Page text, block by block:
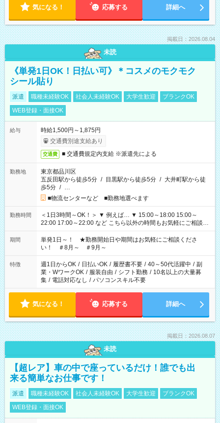
気になる！ 応募する 詳細へ
掲載日：2026.08.04
未読
《単発1日OK！日払い可》＊コスメのモクモク
シール貼り
派遣 職種未経験OK 社会人未経験OK 大学生歓迎
ブランクOK
WEB登録・面接OK
給与
時給1,500円～1,875円
交通費別途支給あり
交通費 ■ 交通費規定内支給 ※派遣先による
勤務地
東京都品川区
五反田駅から徒歩5分 / 目黒駅から徒歩5分 / 大井町駅から徒
歩5分 / …
■物流センターなど ■勤務地選べます
勤務時間
＜1日3時間～OK！＞ ▼ 例えば… ▼ 15:00～18:00 15:00～
22:00 17:00～22:00 など こちら以外の時間もお気軽にご相談く
ださい！
期間
単発1日～！ ★勤務開始日や期間はお気軽にご相談くださ
い！ ＃8月～ ＃9月～
特徴 週1日からOK / 日払いOK / 履歴書不要 / 40～50代活躍中 / 副
業・WワークOK / 服装自由 / シフト勤務 / 10名以上の大量募
集 / 電話対応なし / パソコンスキル不要
気になる！ 応募する 詳細へ
掲載日：2026.08.07
未読
【超レア】車の中で座っているだけ！誰でも出
来る簡単なお仕事です！
派遣 職種未経験OK 社会人未経験OK 大学生歓迎
ブランクOK
WEB登録・面接OK